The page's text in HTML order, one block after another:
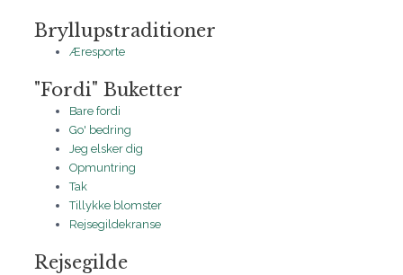
Bryllupstraditioner
Æresporte
"Fordi" Buketter
Bare fordi
Go' bedring
Jeg elsker dig
Opmuntring
Tak
Tillykke blomster
Rejsegildekranse
Rejsegilde